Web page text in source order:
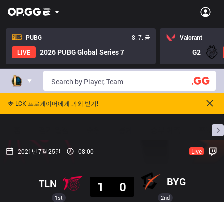
PUBG
8. 7. 금
LIVE
2026 PUBG Global Series 7
Valorant
G2
🌟 LCK 프로게이머에게 과외 받기!
프로빌
2021년 7월 25일 08:00 Live
1st
TLN
1
0 BYG
2nd